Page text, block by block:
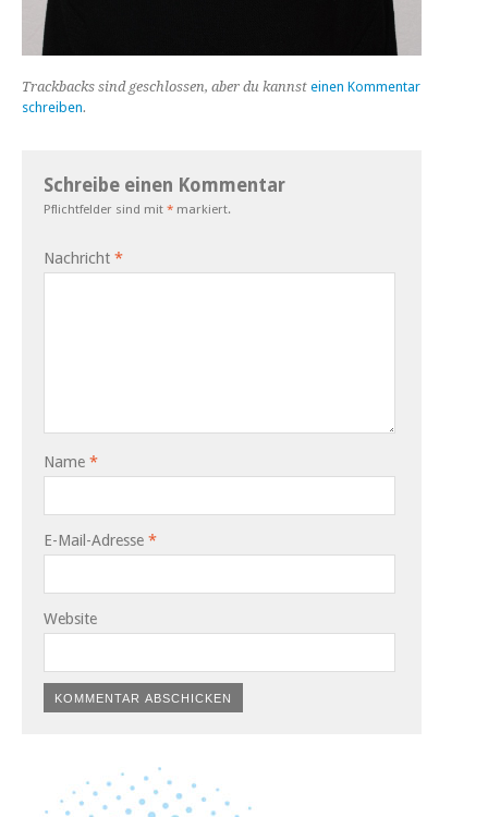
Trackbacks sind geschlossen, aber du kannst einen Kommentar
schreiben.
Schreibe einen Kommentar
Pflichtfelder sind mit * markiert.
Nachricht *
Name *
E-Mail-Adresse *
Website